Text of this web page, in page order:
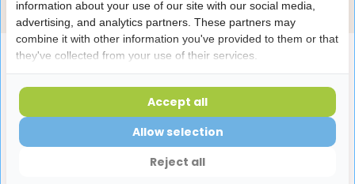
Productomschrijving
Laatst bekeken producten
information about your use of our site with our social media,
advertising, and analytics partners. These partners may
combine it with other information you've provided to them or that
they've collected from your use of their services.
Reject all
Allow selection
Accept all